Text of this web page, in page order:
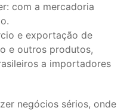
com a mercadoria
e exportação de
e outros produtos,
a importadores
negócios sérios, onde